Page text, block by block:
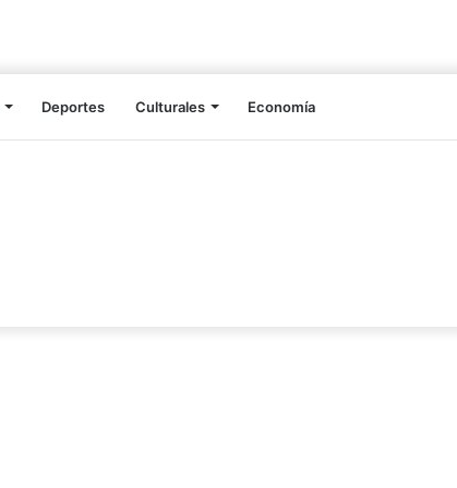
Deportes Culturales Economía